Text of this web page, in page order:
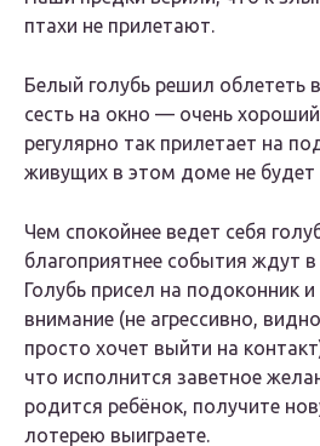
птахи не прилетают.
Белый голубь решил облететь
сесть на окно — очень
регулярно так прилетает на
живущих в этом доме не будет
Чем спокойнее ведет себя
благоприятнее события ждут
Голубь присел на подоконник
внимание (не агрессивно,
просто хочет выйти на
что исполнится заветное
родится ребёнок, получите
лотерею выиграете.